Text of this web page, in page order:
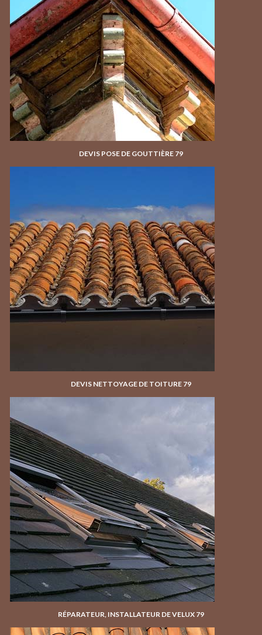
DEVIS POSE DE GOUTTIÈRE 79
DEVIS NETTOYAGE DE TOITURE 79
RÉPARATEUR, INSTALLATEUR DE VELUX 79